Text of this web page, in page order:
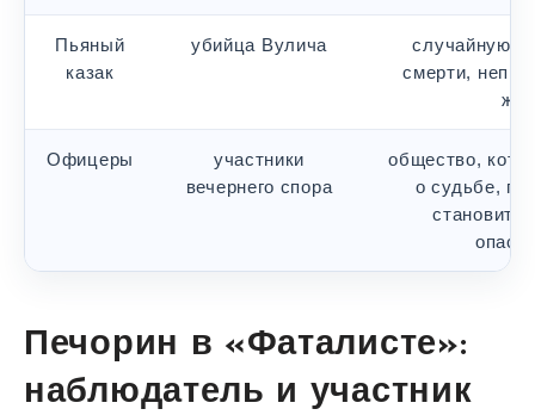
Пьяный
казак
убийца Вулича
случайную и
смерти,
Офицеры
участники
вечернего спора
общество,
о судьбе,
Печорин в «Фаталисте»:
наблюдатель и участник